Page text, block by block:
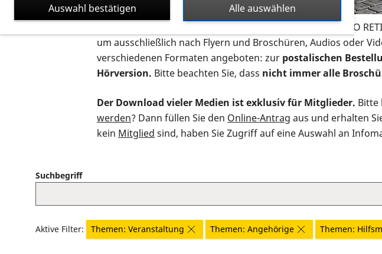
Auf dieser Seite finden Sie sämtliches Infomaterial der PRO
um ausschließlich nach Flyern und Broschüren, Audios oder
verschiedenen Formaten angeboten: zur postalischen
Hörversion. Bitte beachten Sie, dass nicht immer alle
Der Download vieler Medien ist exklusiv für Mitglieder. Bitte
werden? Dann füllen Sie den Online-Antrag aus und erhalten
kein Mitglied sind, haben Sie Zugriff auf eine Auswahl an
Suchbegriff
Aktive Filter: Themen: Veranstaltung Themen: Angehörige Themen:
Alle auswählen
Auswahl bestätigen